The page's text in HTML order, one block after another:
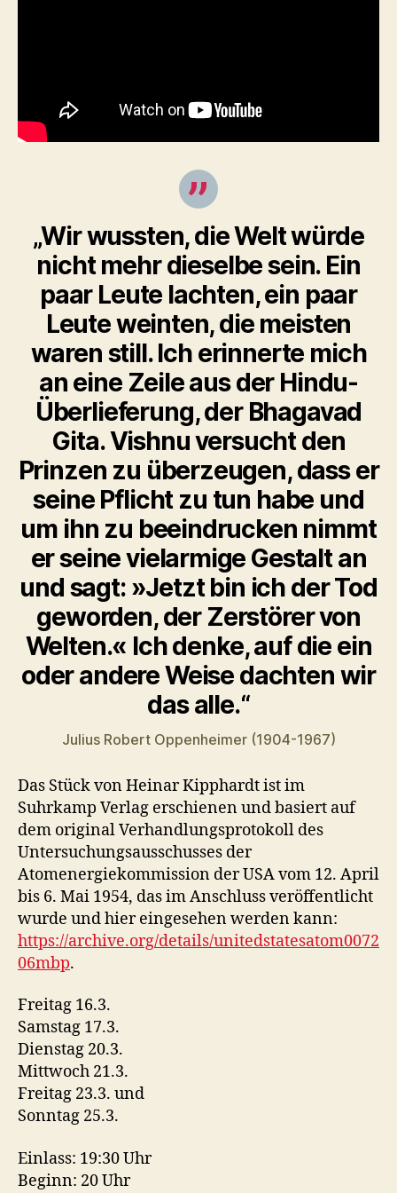
„Wir wussten, die Welt würde
nicht mehr dieselbe sein. Ein
paar Leute lachten, ein paar
Leute weinten, die meisten
waren still. Ich erinnerte mich
an eine Zeile aus der Hindu-
Überlieferung, der Bhagavad
Gita. Vishnu versucht den
Prinzen zu überzeugen, dass er
seine Pflicht zu tun habe und
um ihn zu beeindrucken nimmt
er seine vielarmige Gestalt an
und sagt: »Jetzt bin ich der Tod
geworden, der Zerstörer von
Welten.« Ich denke, auf die ein
oder andere Weise dachten wir
das alle.“
Julius Robert Oppenheimer (1904-1967)
Das Stück von Heinar Kipphardt ist im
Suhrkamp Verlag erschienen und basiert auf
dem original Verhandlungsprotokoll des
Untersuchungsausschusses der
Atomenergiekommission der USA vom 12. April
bis 6. Mai 1954, das im Anschluss veröffentlicht
wurde und hier eingesehen werden kann:
https://archive.org/details/unitedstatesatom0072
06mbp.
Freitag 16.3.
Samstag 17.3.
Dienstag 20.3.
Mittwoch 21.3.
Freitag 23.3. und
Sonntag 25.3.
Einlass: 19:30 Uhr
Beginn: 20 Uhr